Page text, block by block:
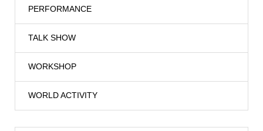
PERFORMANCE
TALK SHOW
WORKSHOP
WORLD ACTIVITY